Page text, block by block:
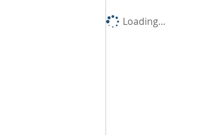
Loading...